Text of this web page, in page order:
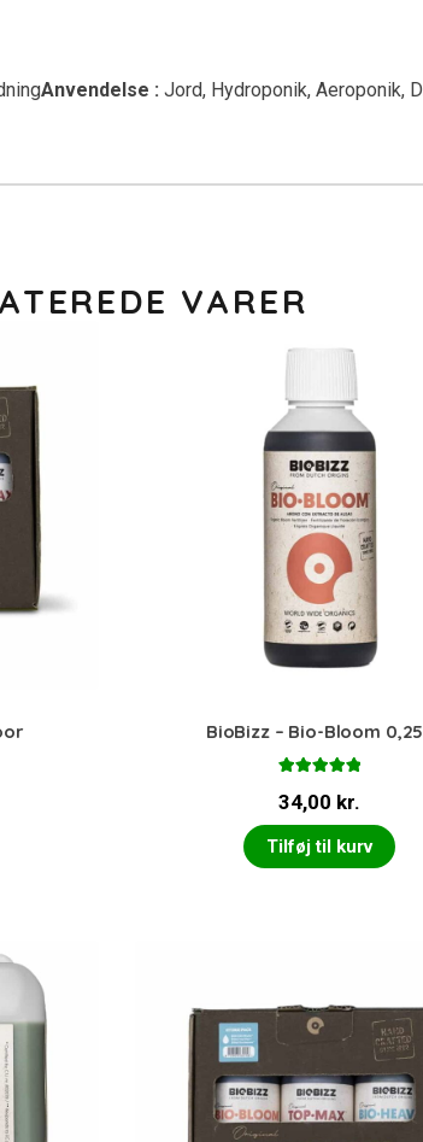
Anvendelse : Jord, Hydroponik, Aeroponik,
VARER
BioBizz – Bio-Bloom
5.00ud af 5
34,00 kr.
Tilføj til kurv